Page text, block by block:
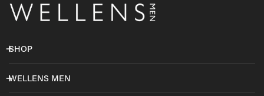
SHOP
WELLENS MEN